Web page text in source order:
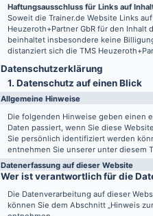
Haftungsausschluss für Links auf
Soweit die Trainer.de Website Links
Heuzeroth+Partner GbR für den Inhalt
beinhaltet insbesondere keine
distanziert sich die TMS
Datenschutz­erklärung
1. Datenschutz auf einen Blick
Allgemeine Hinweise
Die folgenden Hinweise geben einen
Daten passiert, wenn Sie diese
Sie persönlich identifiziert werden
entnehmen Sie unserer unter diesem
Datenerfassung auf dieser Website
Wer ist verantwortlich für die
Die Datenverarbeitung auf dieser
können Sie dem Abschnitt „Hinweis